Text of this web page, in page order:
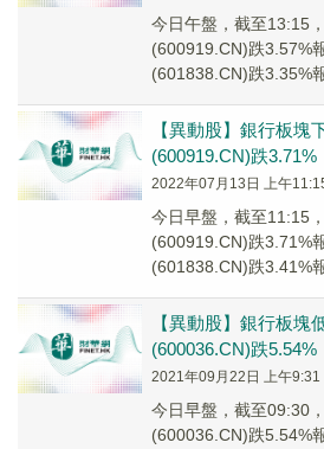
今日午盤，截至13:15
(600919.CN)跌3.57%
(601838.CN)跌3.35%
【異動股】銀行板塊
(600919.CN)跌3.71%
2022年07月13日 上午
今日早盤，截至11:15
(600919.CN)跌3.71%
(601838.CN)跌3.41%
【異動股】銀行板塊
(600036.CN)跌5.54%
2021年09月22日 上午9:31
今日早盤，截至09:30
(600036.CN)跌5.54%